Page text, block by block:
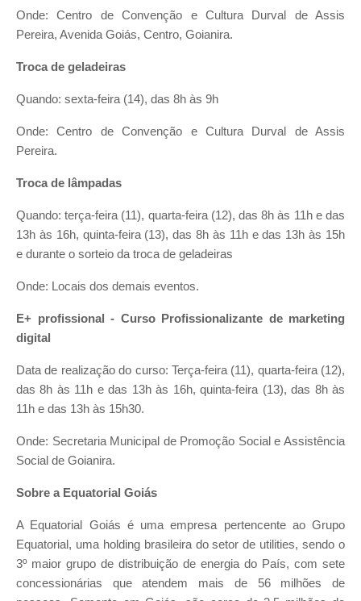
Onde: Centro de Convenção e Cultura Durval de Assis
Pereira, Avenida Goiás, Centro, Goianira.
Troca de geladeiras
Quando: sexta-feira (14), das 8h às 9h
Onde: Centro de Convenção e Cultura Durval de Assis
Pereira.
Troca de lâmpadas
Quando: terça-feira (11), quarta-feira (12), das 8h às 11h e das
13h às 16h, quinta-feira (13), das 8h às 11h e das 13h às 15h
e durante o sorteio da troca de geladeiras
Onde: Locais dos demais eventos.
E+ profissional - Curso Profissionalizante de marketing
digital
Data de realização do curso: Terça-feira (11), quarta-feira (12),
das 8h às 11h e das 13h às 16h, quinta-feira (13), das 8h às
11h e das 13h às 15h30.
Onde: Secretaria Municipal de Promoção Social e Assistência
Social de Goianira.
Sobre a Equatorial Goiás
A Equatorial Goiás é uma empresa pertencente ao Grupo
Equatorial, uma holding brasileira do setor de utilities, sendo o
3º maior grupo de distribuição de energia do País, com sete
concessionárias que atendem mais de 56 milhões de